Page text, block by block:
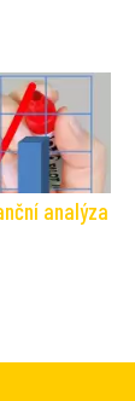
analýza